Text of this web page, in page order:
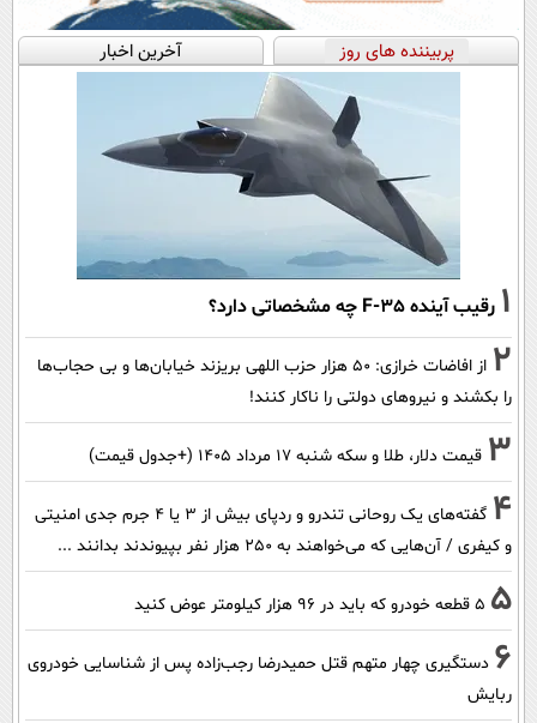
پربیننده های روز آخرین اخبار
1 رقیب آینده F-35 چه مشخصاتی دارد؟
2
از افاضات خرازی: ۵۰ هزار حزب اللهی بریزند خیابان‌ها و بی حجاب‌ها
را بکشند و نیرو‌های دولتی را ناکار کنند!
3 قیمت دلار، طلا و سکه شنبه ۱۷ مرداد ۱۴۰۵ (+جدول قیمت)
4
گفته‌های یک روحانی تندرو و ردپای بیش از ۳ یا ۴ جرم جدی امنیتی
و کیفری / آن‌هایی که می‌خواهند به ۲۵۰ هزار نفر بپیوندند بدانند ...
5 ۵ قطعه خودرو که باید در ۹۶ هزار کیلومتر عوض کنید
6 دستگیری چهار متهم قتل حمیدرضا رجب‌زاده پس از شناسایی خودروی
ربایش